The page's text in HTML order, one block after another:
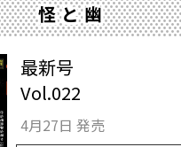
怪と幽
最新号
Vol.022
4月27日 発売